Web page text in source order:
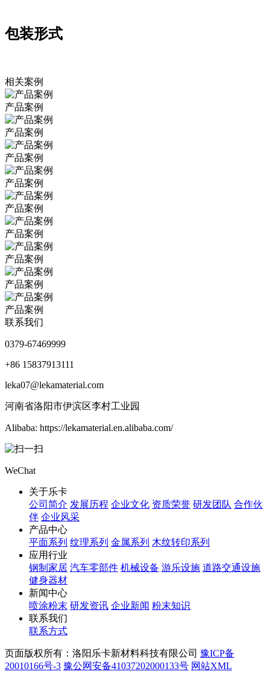
包装形式
相关案例
产品案例
产品案例
产品案例
产品案例
产品案例
产品案例
产品案例
产品案例
产品案例
联系我们
0379-67469999
+86 15837913111
leka07@lekamaterial.com
河南省洛阳市伊滨区李村工业园
Alibaba: https://lekamaterial.en.alibaba.com/
WeChat
关于乐卡
公司简介 发展历程 企业文化 资质荣誉 研发团队 合作伙
伴 企业风采
产品中心
平面系列 纹理系列 金属系列 木纹转印系列
应用行业
钢制家居 汽车零部件 机械设备 游乐设施 道路交通设施
健身器材
新闻中心
喷涂粉末 研发资讯 企业新闻 粉末知识
联系我们
联系方式
页面版权所有：洛阳乐卡新材料科技有限公司 豫ICP备
20010166号-3 豫公网安备41037202000133号 网站XML